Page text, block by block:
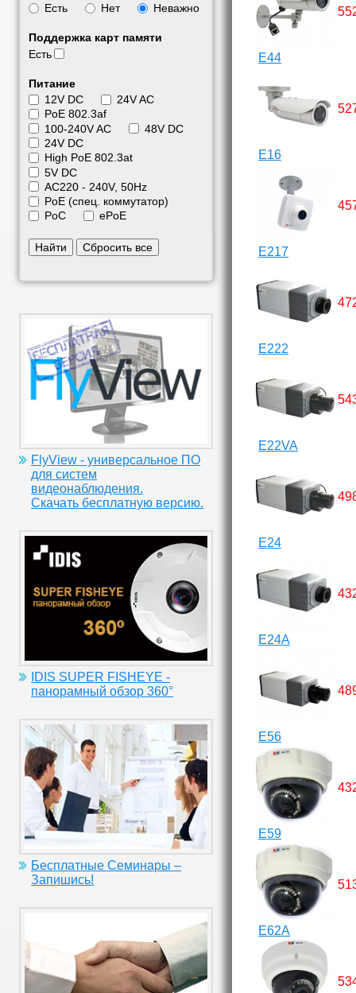
Есть
Нет Неважно
Поддержка карт памяти
Есть
Питание
12V DC
24V AC
PoE 802.3af
100-240V AC
48V DC
24V DC
High PoE 802.3at
5V DC
АС220 - 240V, 50Hz
PoE (спец. коммутатор)
PoC
ePoE
Найти Сбросить все
FlyView - универсальное ПО
для систем
видеонаблюдения.
Скачать бесплатную версию.
IDIS SUPER FISHEYE -
панорамный обзор 360°
Бесплатные Семинары –
Запишись!
E44
E16
E217
E222
E22VA
E24
E24A
E56
E59
E62A